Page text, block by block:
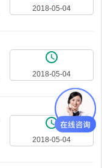
2018-05-04
access_time
2018-05-04
access_time
2018-05-04